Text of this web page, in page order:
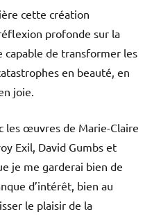
cette création
profonde sur la
capable de transformer les
en beauté, en
joie.
les œuvres de Marie-Claire
Exil, David Gumbs et
je me garderai bien de
d’intérêt, bien au
le plaisir de la